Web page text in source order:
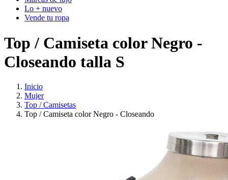
Lo + nuevo
Vende tu ropa
Top / Camiseta color Negro -
Closeando talla S
Inicio
Mujer
Top / Camisetas
Top / Camiseta color Negro - Closeando